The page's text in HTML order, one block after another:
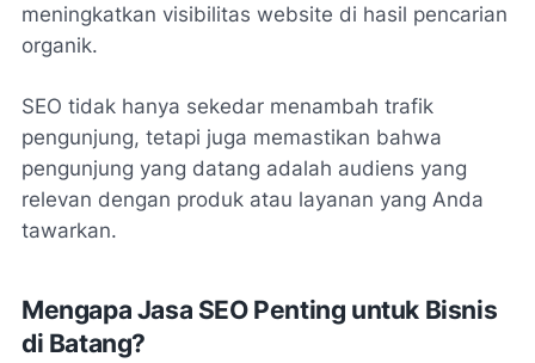
meningkatkan visibilitas website di hasil pencarian
organik.
SEO tidak hanya sekedar menambah trafik
pengunjung, tetapi juga memastikan bahwa
pengunjung yang datang adalah audiens yang
relevan dengan produk atau layanan yang Anda
tawarkan.
Mengapa Jasa SEO Penting untuk Bisnis
di Batang?